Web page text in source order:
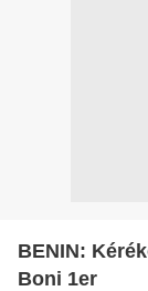
BENIN:
Boni 1er